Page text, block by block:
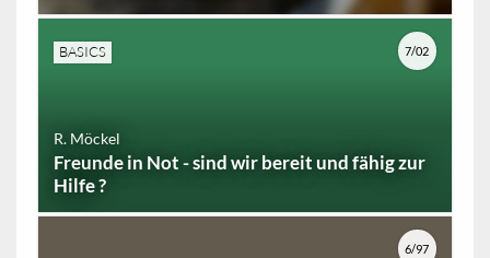
BASICS
R. Möckel
Freunde in Not - sind wir bereit und fähig zur
Hilfe ?
7/02
6/97